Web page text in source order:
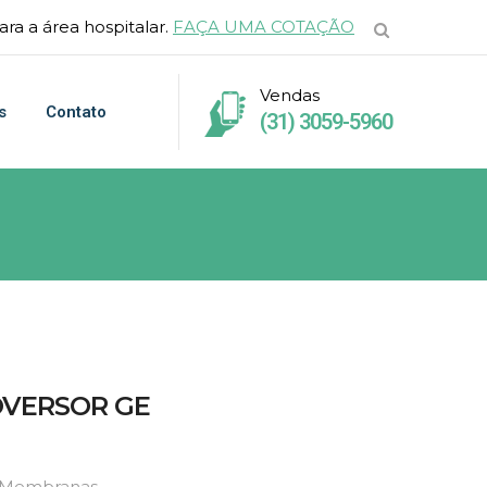
a área hospitalar. FAÇA UMA COTAÇÃO
Contato
Vendas
(31) 3059-5960
GE